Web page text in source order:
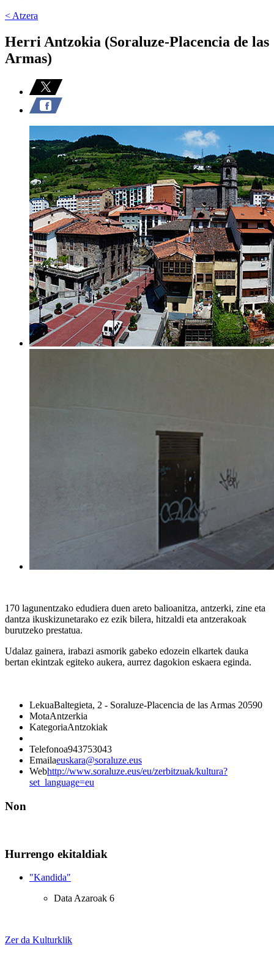
< Atzera
Herri Antzokia (Soraluze-Placencia de las
Armas)
170 lagunentzako edudiera duen areto balioanitza, antzerki, zine eta
dantza ikuskizunetarako ez ezik bilera, hitzaldi eta antzerakoak
burutzeko prestatua.
Udalaz gainera, irabazi asmorik gabeko edozein elkartek dauka
bertan ekintzak egiteko aukera, aurrez dagokion eskaera eginda.
LekuaBaltegieta, 2 - Soraluze-Placencia de las Armas 20590
MotaAntzerkia
KategoriaAntzokiak
Telefonoa943753043
Emailaeuskara@soraluze.eus
Webhttp://www.soraluze.eus/eu/zerbitzuak/kultura?
set_language=eu
Non
Hurrengo ekitaldiak
"Kandida"
Data Azaroak 6
Zer da Kulturklik